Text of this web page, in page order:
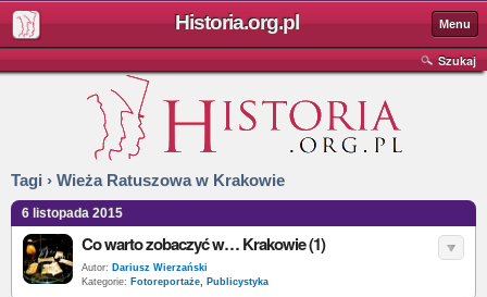
Historia.org.pl Menu
Szukaj
Tagi › Wieża Ratuszowa w Krakowie
6 listopada 2015
Co warto zobaczyć w… Krakowie (1)
Autor: Dariusz Wierzański
Kategorie: Fotoreportaże, Publicystyka